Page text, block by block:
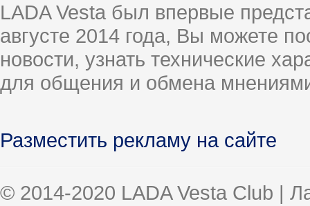
LADA Vesta был впервые
августе 2014 года, Вы можете
новости, узнать технические
для общения и обмена
Разместить рекламу на сайте
© 2014-2020 LADA Vesta Club |